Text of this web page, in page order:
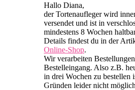
Hallo Diana,
der Tortenaufleger wird
versendet und ist in
mindestens 8 Wochen
Details findest du in der
Online-Shop.
Wir verarbeiten
Bestelleingang. Also z.B.
in drei Wochen zu bestellen
Gründen leider nicht